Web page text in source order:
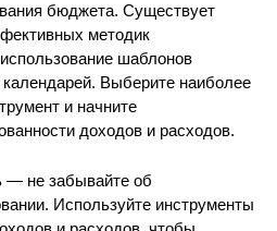
бюджета. Существует
методик
шаблонов
Выберите наиболее
и начните
доходов и расходов.
— не забывайте об
Используйте инструменты